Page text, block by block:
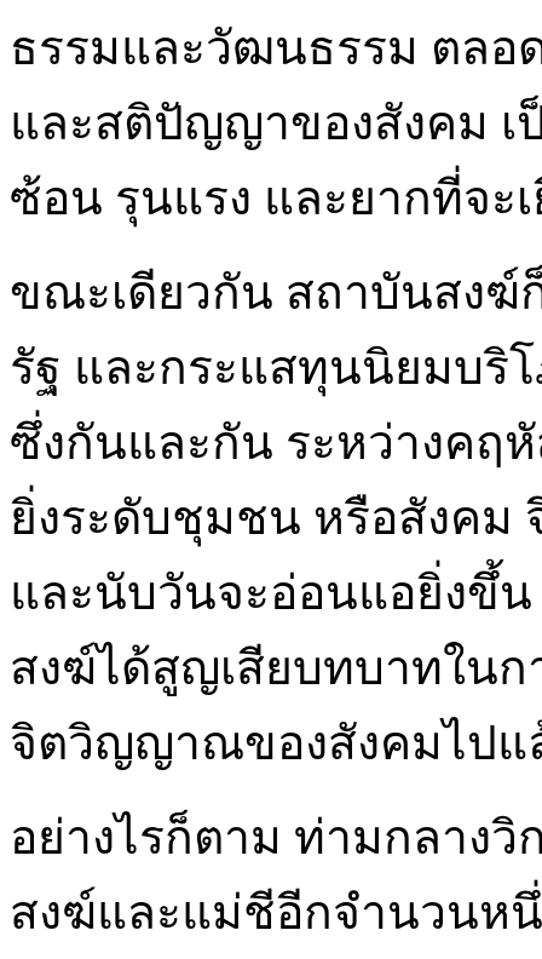
ธรรมและวัฒนธรรม ตลอ
และสติปัญญาของสังคม
ซ้อน รุนแรง และยากที่จะ
ขณะเดียวกัน สถาบันสงฆ์
รัฐ และกระแสทุนนิยมบริ
ซึ่งกันและกัน ระหว่างคฤ
ยิ่งระดับชุมชน หรือสังคม
และนับวันจะอ่อนแอยิ่งขึ้
สงฆ์ได้สูญเสียบทบาทใน
จิตวิญญาณของสังคมไปแ
อย่างไรก็ตาม ท่ามกลาง
สงฆ์และแม่ชีอีกจำนวนห